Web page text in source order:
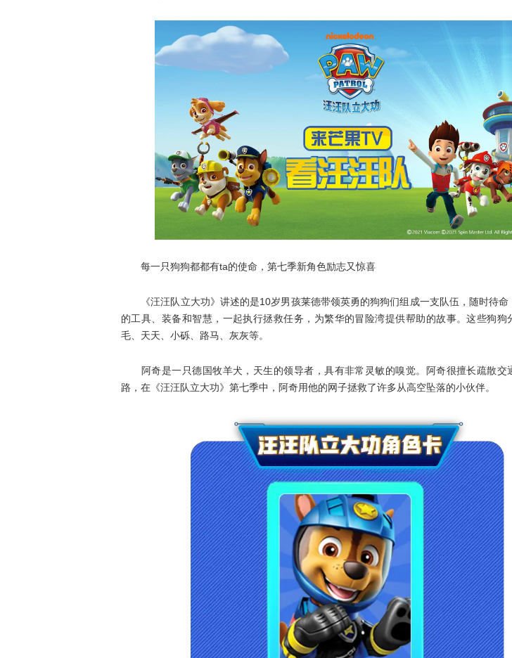
每一只狗狗都都有ta的使命，第七季新角色励志又惊喜
《汪汪队立大功》讲述的是10岁男孩莱德带领英勇的狗狗们组成一支队伍，随时待命
的工具、装备和智慧，一起执行拯救任务，为繁华的冒险湾提供帮助的故事。这些狗狗
毛、天天、小砾、路马、灰灰等。
阿奇是一只德国牧羊犬，天生的领导者，具有非常灵敏的嗅觉。阿奇很擅长疏散交
路，在《汪汪队立大功》第七季中，阿奇用他的网子拯救了许多从高空坠落的小伙伴。